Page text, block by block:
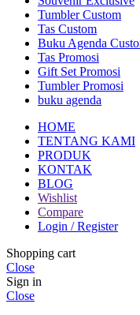
Tumbler Custom
Tas Custom
Buku Agenda
Tas Promosi
Gift Set Promosi
Tumbler Promosi
buku agenda
HOME
TENTANG KAMI
PRODUK
KONTAK
BLOG
Wishlist
Compare
Login / Register
Shopping cart
Close
Sign in
Close